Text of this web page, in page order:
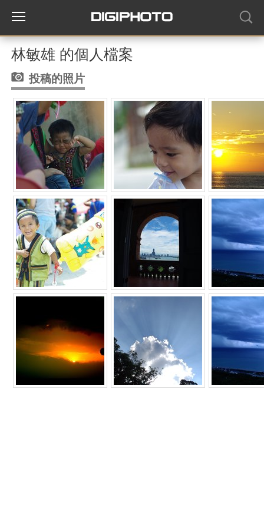
林敏雄 的個人檔案
投稿的照片